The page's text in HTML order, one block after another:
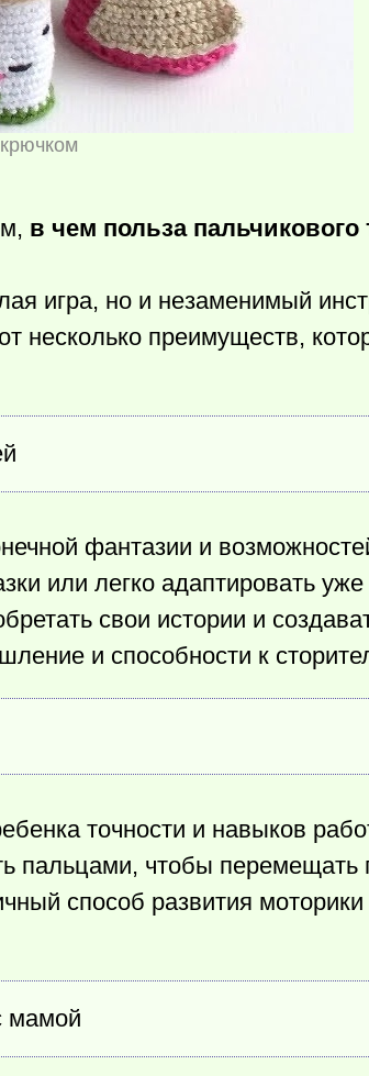
в чем польза пальчикового
игра, но и незаменимый
преимуществ,
фантазии и
или легко адаптировать
свои истории и
и способности к
точности и навыков
пальцами, чтобы перемещать
способ развития моторики
мамой